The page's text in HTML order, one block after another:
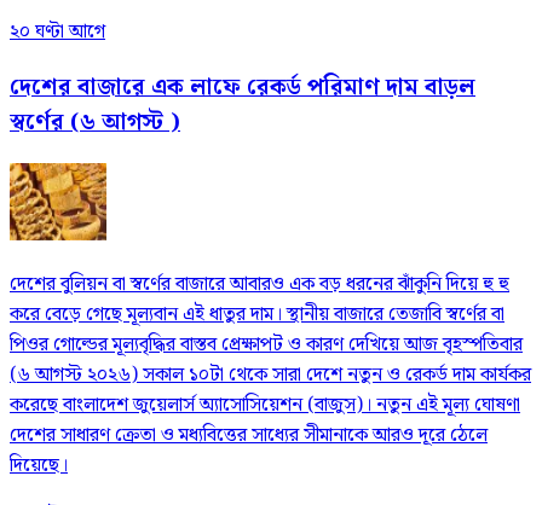
২০ ঘণ্টা আগে
দেশের বাজারে এক লাফে রেকর্ড পরিমাণ দাম বাড়ল
স্বর্ণের (৬ আগস্ট )
দেশের বুলিয়ন বা স্বর্ণের বাজারে আবারও এক বড় ধরনের ঝাঁকুনি দিয়ে হু হু
করে বেড়ে গেছে মূল্যবান এই ধাতুর দাম। স্থানীয় বাজারে তেজাবি স্বর্ণের বা
পিওর গোল্ডের মূল্যবৃদ্ধির বাস্তব প্রেক্ষাপট ও কারণ দেখিয়ে আজ বৃহস্পতিবার
(৬ আগস্ট ২০২৬) সকাল ১০টা থেকে সারা দেশে নতুন ও রেকর্ড দাম কার্যকর
করেছে বাংলাদেশ জুয়েলার্স অ্যাসোসিয়েশন (বাজুস)। নতুন এই মূল্য ঘোষণা
দেশের সাধারণ ক্রেতা ও মধ্যবিত্তের সাধ্যের সীমানাকে আরও দূরে ঠেলে
দিয়েছে।